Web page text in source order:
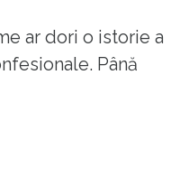
ar dori o istorie a
Până